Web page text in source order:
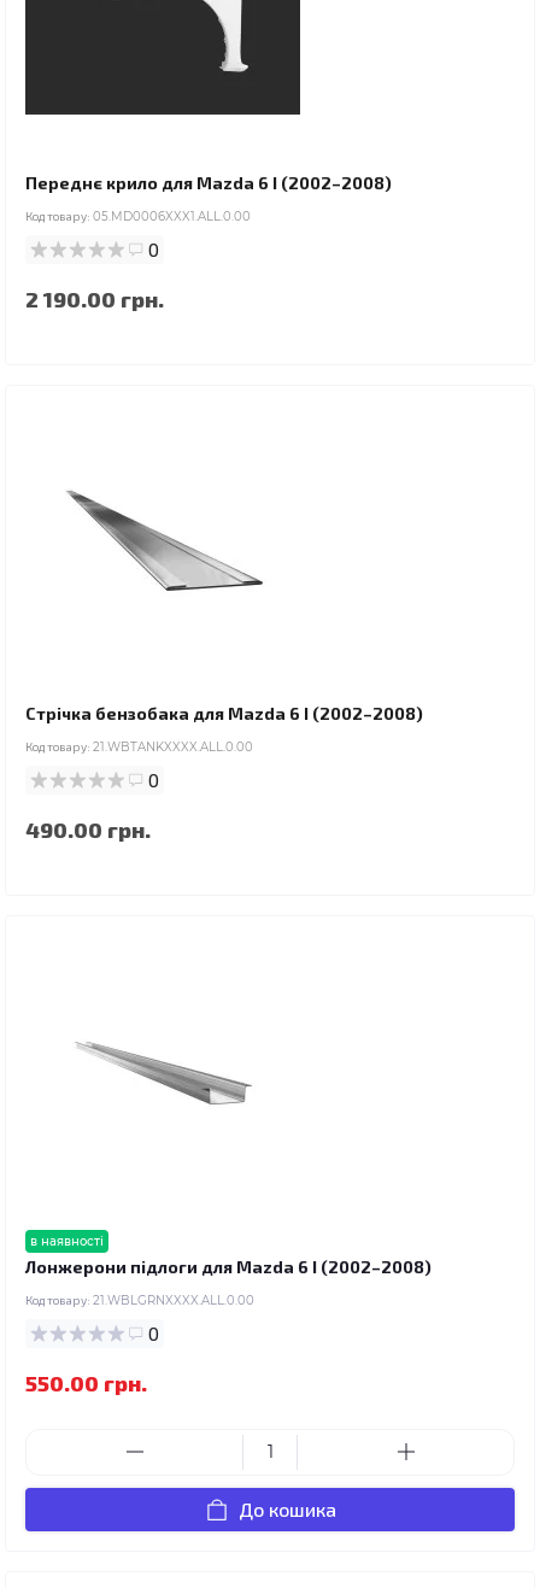
Переднє крило для Mazda 6 I (2002–2008)
Код товару: 05.MD0006XXX1.ALL.0.00
0
2 190.00 грн.
Стрічка бензобака для Mazda 6 I (2002–2008)
Код товару: 21.WBTANKXXXX.ALL.0.00
0
490.00 грн.
в наявності
Лонжерони підлоги для Mazda 6 I (2002–2008)
Код товару: 21.WBLGRNXXXX.ALL.0.00
0
550.00 грн.
До кошика